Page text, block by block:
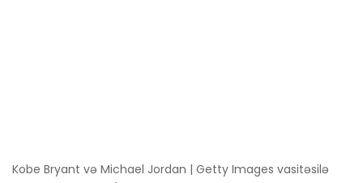
Kobe Bryant və Michael Jordan | Getty Images vasitəsilə